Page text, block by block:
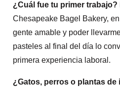
¿Cuál fue tu primer trabajo?
Chesapeake Bagel Bakery,
gente amable y poder
pasteles al final del día lo
primera experiencia laboral.
¿Gatos, perros o plantas de